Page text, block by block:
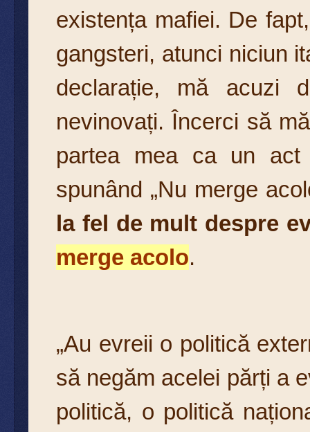
existența mafiei. De
gangsteri, atunci niciun
declarație, mă acuzi
nevinovați. Încerci să
partea mea ca un act
spunând „Nu merge
la fel de mult despre
merge acolo.
„Au evreii o politică
să negăm acelei părți a
politică, o politică